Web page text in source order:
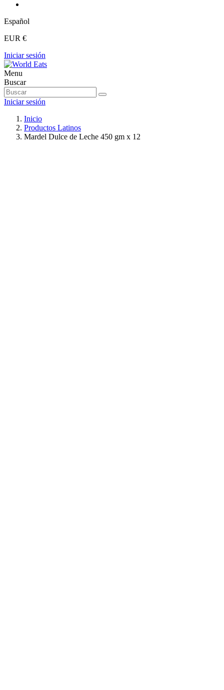
Español
EUR €
Iniciar sesión
Menu
Buscar
Iniciar sesión
Inicio
Productos Latinos
Mardel Dulce de Leche 450 gm x 12